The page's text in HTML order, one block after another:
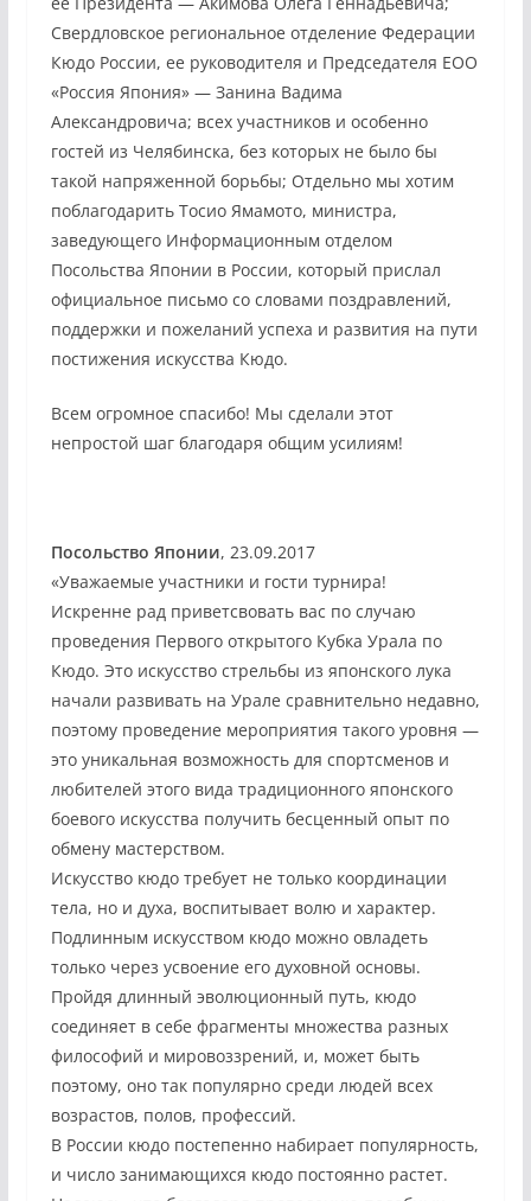
Свердловское региональное отделение Федерации
Кюдо России, ее руководителя и Председателя ЕОО
«Россия Япония» — Занина Вадима
Александровича; всех участников и особенно
гостей из Челябинска, без которых не было бы
такой напряженной борьбы; Отдельно мы хотим
поблагодарить Тосио Ямамото, министра,
заведующего Информационным отделом
Посольства Японии в России, который прислал
официальное письмо со словами поздравлений,
поддержки и пожеланий успеха и развития на пути
постижения искусства Кюдо.
Всем огромное спасибо! Мы сделали этот
непростой шаг благодаря общим усилиям!
Посольство Японии, 23.09.2017
«Уважаемые участники и гости турнира!
Искренне рад приветсвовать вас по случаю
проведения Первого открытого Кубка Урала по
Кюдо. Это искусство стрельбы из японского лука
начали развивать на Урале сравнительно недавно,
поэтому проведение мероприятия такого уровня —
это уникальная возможность для спортсменов и
любителей этого вида традиционного японского
боевого искусства получить бесценный опыт по
обмену мастерством.
Искусство кюдо требует не только координации
тела, но и духа, воспитывает волю и характер.
Подлинным искусством кюдо можно овладеть
только через усвоение его духовной основы.
Пройдя длинный эволюционный путь, кюдо
соединяет в себе фрагменты множества разных
философий и мировоззрений, и, может быть
поэтому, оно так популярно среди людей всех
возрастов, полов, профессий.
В России кюдо постепенно набирает популярность,
и число занимающихся кюдо постоянно растет.